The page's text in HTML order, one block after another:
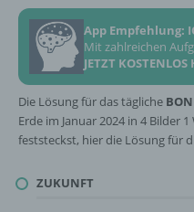
App Empfehlung:
Mit zahlreichen
JETZT
Die Lösung für das tägliche
Erde im Januar 2024 in 4 Bilder
feststeckst, hier die Lösung für
ZUKUNFT